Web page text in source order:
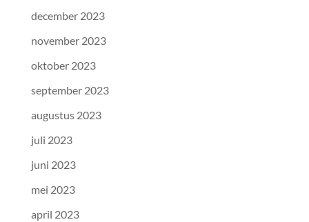
december 2023
november 2023
oktober 2023
september 2023
augustus 2023
juli 2023
juni 2023
mei 2023
april 2023